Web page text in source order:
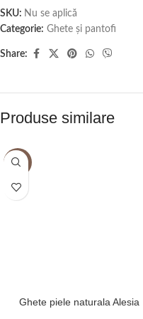
SKU: Nu se aplică
Categorie: Ghete și pantofi
Share:
Produse similare
-5%
Ghete piele naturala Alesia